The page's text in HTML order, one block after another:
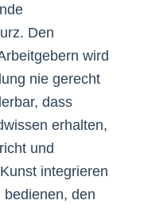
Den
wird
nie gerecht
dass
erhalten,
und
integrieren
den